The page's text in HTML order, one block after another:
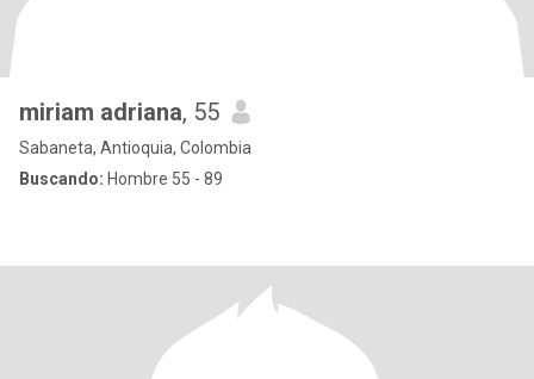
miriam adriana, 55
Sabaneta, Antioquia, Colombia
Buscando: Hombre 55 - 89